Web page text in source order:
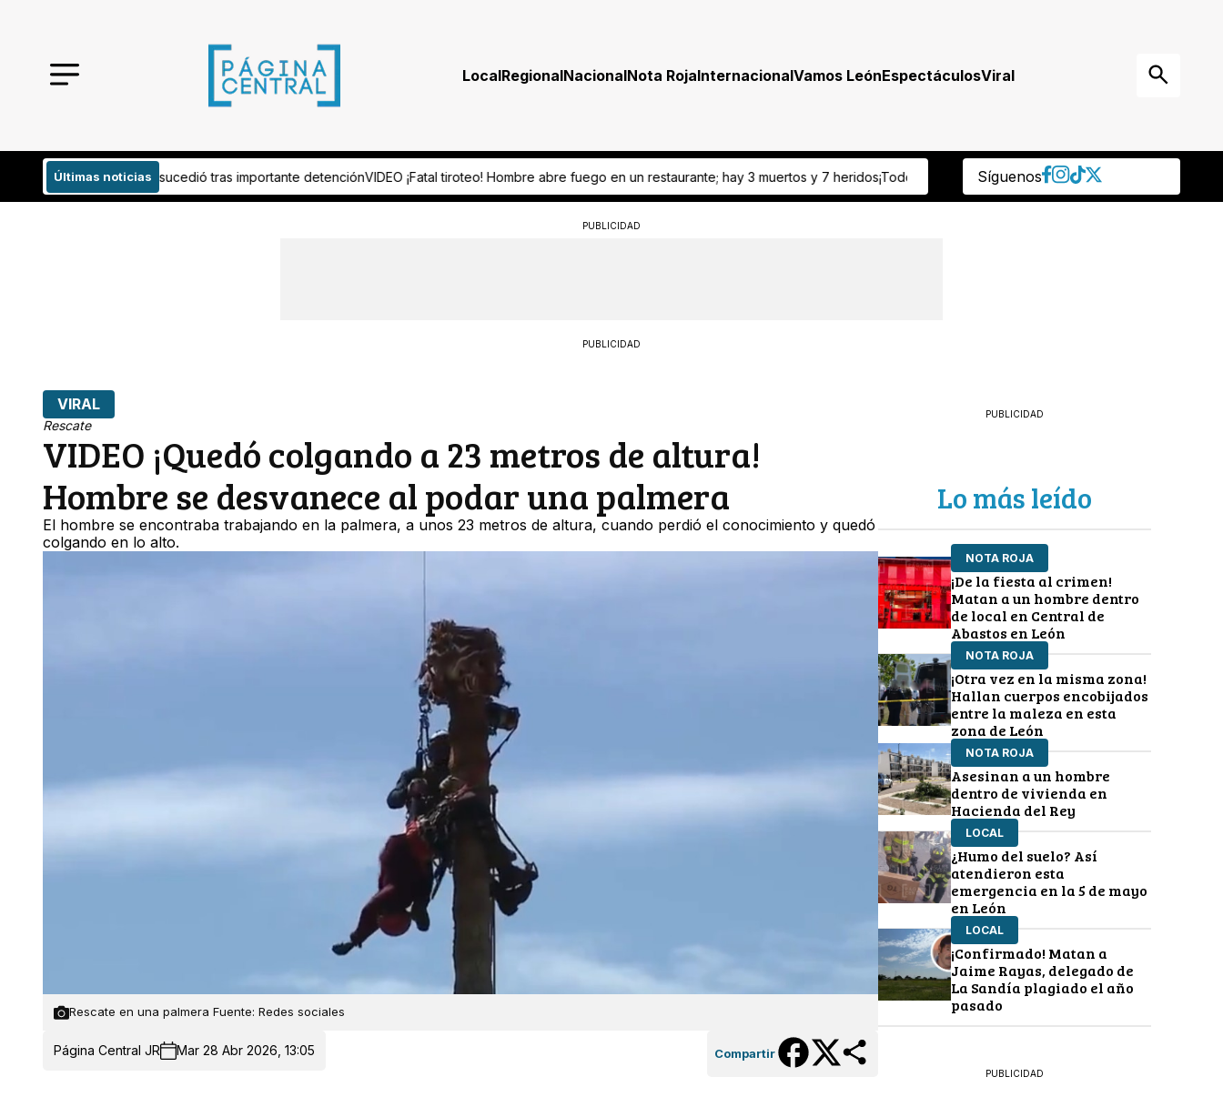
LocalRegionalNacionalNota RojaInternacionalVamos LeónEspectáculosViral
Últimas noticias
tras importante detenciónVIDEO ¡Fatal tiroteo! Hombre abre fuego en un restaurante; hay 3 muertos y 7 heridos¡Todo cerrado! Julio González es nuevo portero del Club León
Síguenos
PUBLICIDAD
PUBLICIDAD
VIRAL
Rescate
VIDEO ¡Quedó colgando a 23 metros de altura!
Hombre se desvanece al podar una palmera
El hombre se encontraba trabajando en la palmera, a unos 23 metros de altura, cuando perdió el conocimiento y quedó
colgando en lo alto.
Rescate en una palmera Fuente: Redes sociales
Página Central JR Mar 28 Abr 2026, 13:05 Compartir
PUBLICIDAD
Lo más leído
NOTA ROJA
¡De la fiesta al crimen!
Matan a un hombre dentro
de local en Central de
Abastos en León
NOTA ROJA
¡Otra vez en la misma zona!
Hallan cuerpos encobijados
entre la maleza en esta
zona de León
NOTA ROJA
Asesinan a un hombre
dentro de vivienda en
Hacienda del Rey
LOCAL
¿Humo del suelo? Así
atendieron esta
emergencia en la 5 de mayo
en León
LOCAL
¡Confirmado! Matan a
Jaime Rayas, delegado de
La Sandía plagiado el año
pasado
PUBLICIDAD